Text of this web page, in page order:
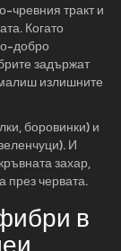
чревния тракт и
Когато
добро
задържат
излишните
боровинки) и
И
захар,
през червата.
в